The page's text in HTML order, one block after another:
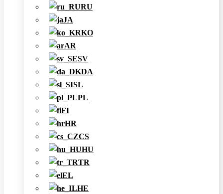
RU
JA
KO
AR
SV
DA
SL
PL
FI
HR
CS
HU
TR
EL
HE